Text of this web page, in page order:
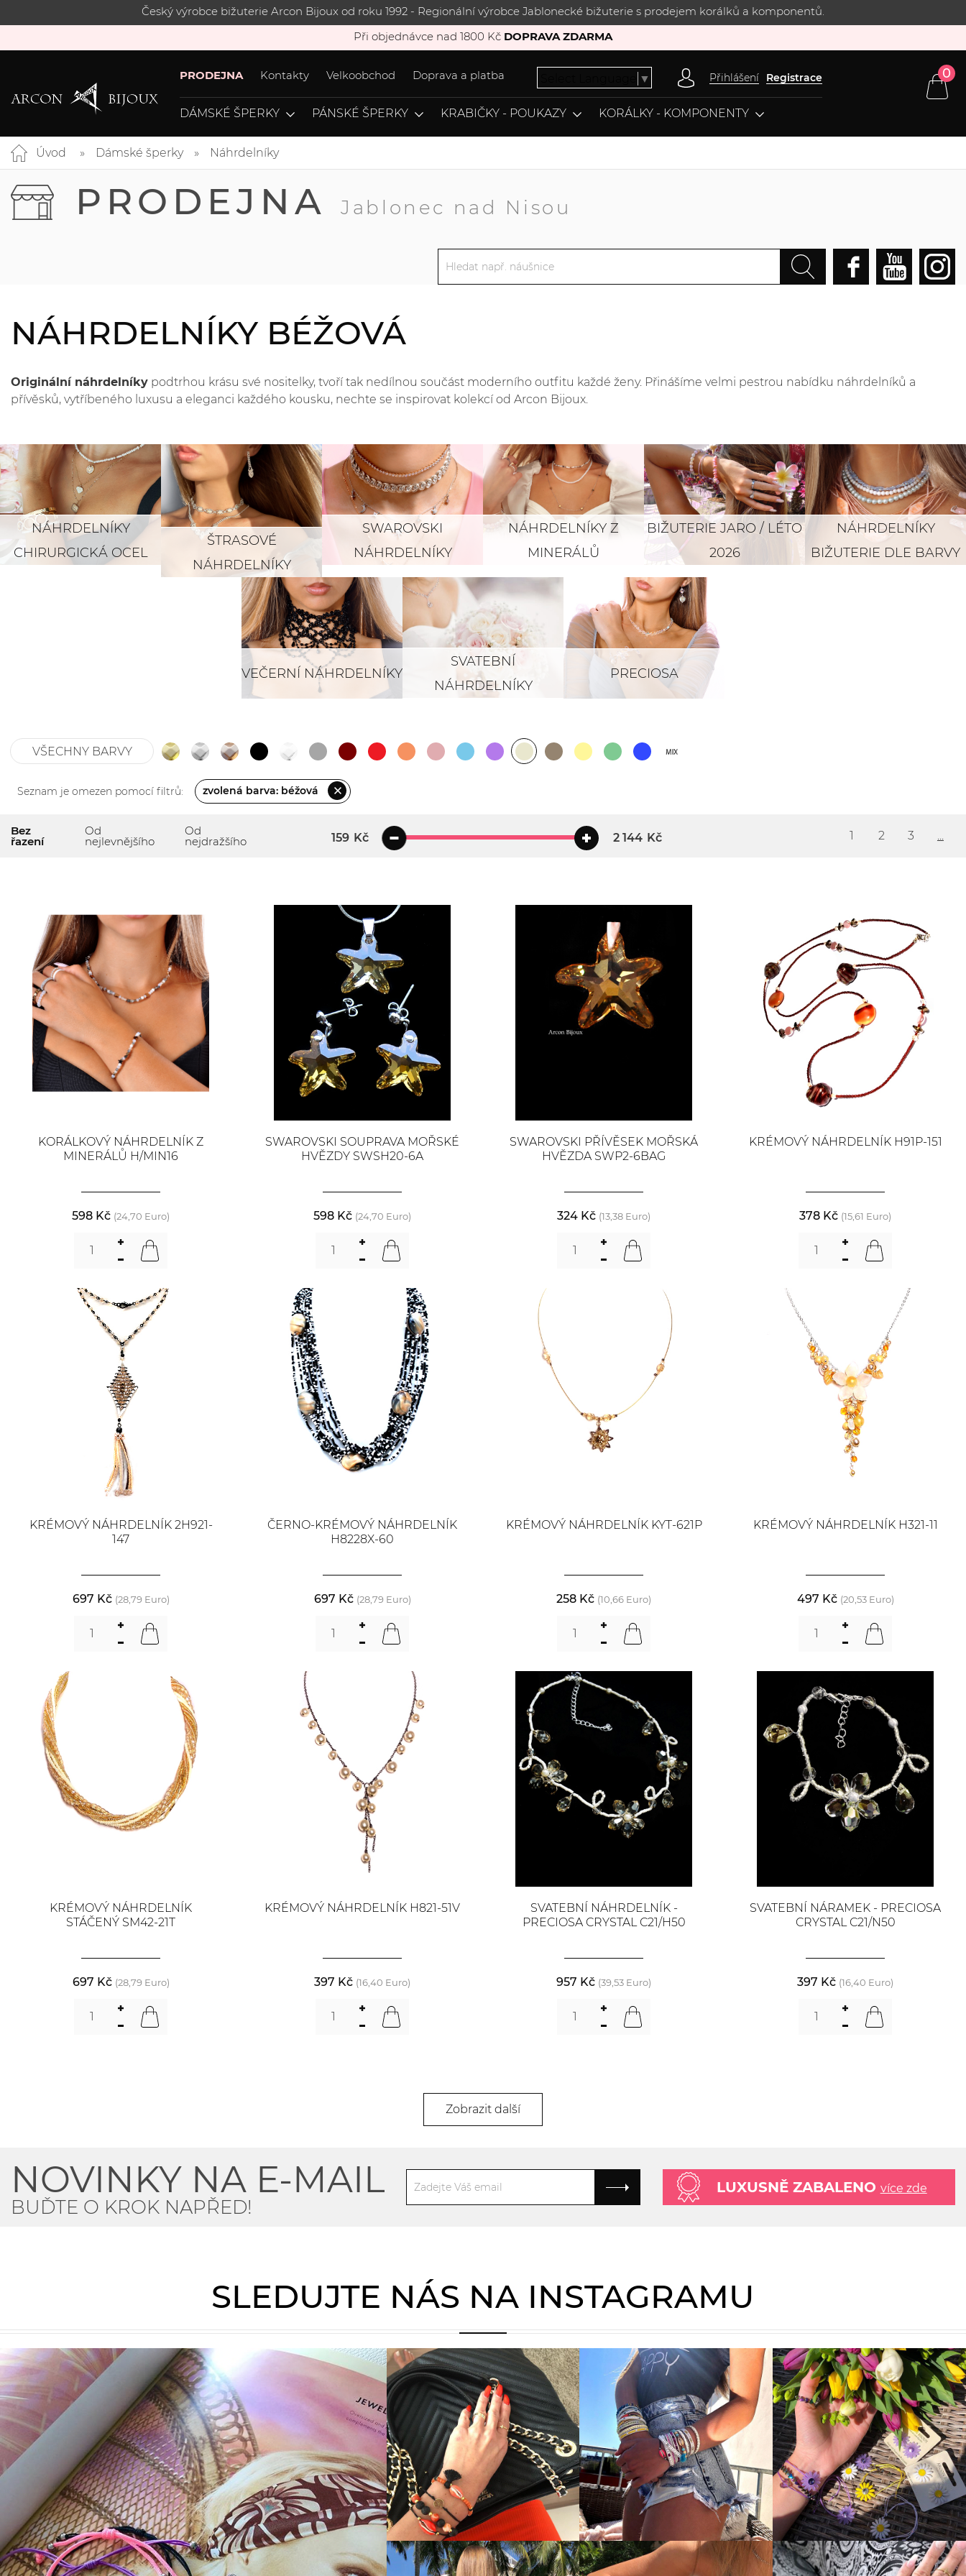
Český výrobce bižuterie Arcon Bijoux od roku 1992 - Regionální výrobce Jablonecké bižuterie s prodejem korálků a komponentů.
Při objednávce nad 1800 Kč DOPRAVA ZDARMA
PRODEJNA Kontakty Velkoobchod Doprava a platba ▼ Přihlášení Registrace 0
DÁMSKÉ ŠPERKY PÁNSKÉ ŠPERKY KRABIČKY - POUKAZY KORÁLKY - KOMPONENTY
Úvod Dámské šperky Náhrdelníky
PRODEJNA Jablonec nad Nisou
NÁHRDELNÍKY BÉŽOVÁ
Originální náhrdelníky podtrhou krásu své nositelky, tvoří tak nedílnou součást moderního outfitu každé ženy. Přinášíme velmi pestrou nabídku náhrdelníků a
přívěsků, vytříbeného luxusu a eleganci každého kousku, nechte se inspirovat kolekcí od Arcon Bijoux.
NÁHRDELNÍKY
CHIRURGICKÁ OCEL
ŠTRASOVÉ
NÁHRDELNÍKY
SWAROVSKI
NÁHRDELNÍKY
NÁHRDELNÍKY Z
MINERÁLŮ
BIŽUTERIE JARO / LÉTO
2026
NÁHRDELNÍKY
BIŽUTERIE DLE BARVY
VEČERNÍ NÁHRDELNÍKY
SVATEBNÍ
NÁHRDELNÍKY
PRECIOSA
VŠECHNY BARVY
Seznam je omezen pomocí filtrů: zvolená barva: béžová
Bez
řazení
Od
nejlevnějšího
Od
nejdražšího Kč Kč 1 2 3
KORÁLKOVÝ NÁHRDELNÍK Z
MINERÁLŮ H/MIN16
598 Kč (24,70 Euro)
SWAROVSKI SOUPRAVA MOŘSKÉ
HVĚZDY SWSH20-6A
598 Kč (24,70 Euro)
SWAROVSKI PŘÍVĚSEK MOŘSKÁ
HVĚZDA SWP2-6BAG
324 Kč (13,38 Euro)
KRÉMOVÝ NÁHRDELNÍK H91P-151
378 Kč (15,61 Euro)
KRÉMOVÝ NÁHRDELNÍK 2H921-
147
697 Kč (28,79 Euro)
ČERNO-KRÉMOVÝ NÁHRDELNÍK
H8228X-60
697 Kč (28,79 Euro)
KRÉMOVÝ NÁHRDELNÍK KYT-621P
258 Kč (10,66 Euro)
KRÉMOVÝ NÁHRDELNÍK H321-11
497 Kč (20,53 Euro)
KRÉMOVÝ NÁHRDELNÍK
STÁČENÝ SM42-21T
697 Kč (28,79 Euro)
KRÉMOVÝ NÁHRDELNÍK H821-51V
397 Kč (16,40 Euro)
SVATEBNÍ NÁHRDELNÍK -
PRECIOSA CRYSTAL C21/H50
957 Kč (39,53 Euro)
SVATEBNÍ NÁRAMEK - PRECIOSA
CRYSTAL C21/N50
397 Kč (16,40 Euro)
Zobrazit další
NOVINKY NA E-MAIL
BUĎTE O KROK NAPŘED!
LUXUSNĚ ZABALENO více zde
SLEDUJTE NÁS NA INSTAGRAMU